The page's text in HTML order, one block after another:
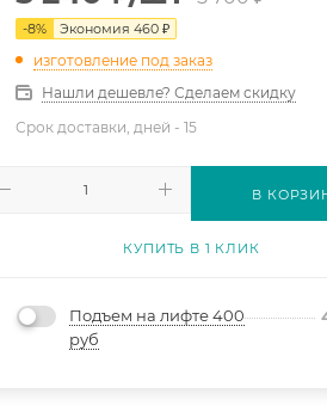
-8% Экономия460 ₽
изготовление под заказ
Нашли дешевле? Сделаем скидку
Срок доставки, дней -15
В
КУПИТЬ В 1 КЛИК
Подъем на лифте 400
руб